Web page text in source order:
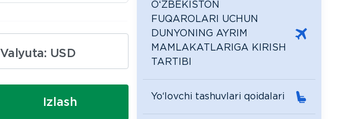
Valyuta: USD
Izlash
OʻZBEKISTON
FUQAROLARI UCHUN
DUNYONING AYRIM
MAMLAKATLARIGA KIRISH
TARTIBI
Yo‘lovchi tashuvlari qoidalari